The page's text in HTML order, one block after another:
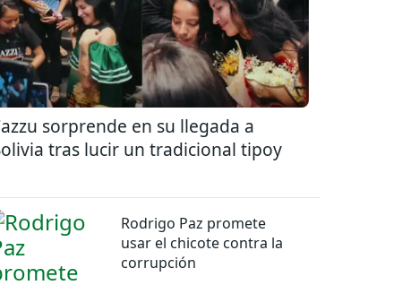
sorprende en su llegada a
tras lucir un tradicional tipoy
Rodrigo Paz promete
usar el chicote contra la
corrupción